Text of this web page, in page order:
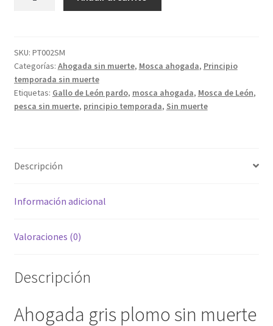
mosca
ahogada
de
León
cantidad
SKU: PT002SM
Categorías: Ahogada sin muerte, Mosca ahogada, Principio
temporada sin muerte
Etiquetas: Gallo de León pardo, mosca ahogada, Mosca de León,
pesca sin muerte, principio temporada, Sin muerte
Descripción
Información adicional
Valoraciones (0)
Descripción
Ahogada gris plomo sin muerte